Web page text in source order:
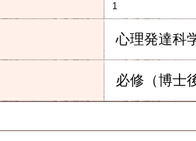
1
心理発達科
必修（博士